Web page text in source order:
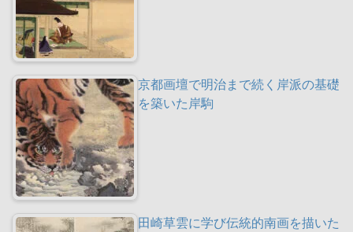
京都画壇で明治まで続く岸派の基礎
を築いた岸駒
田崎草雲に学び伝統的南画を描いた